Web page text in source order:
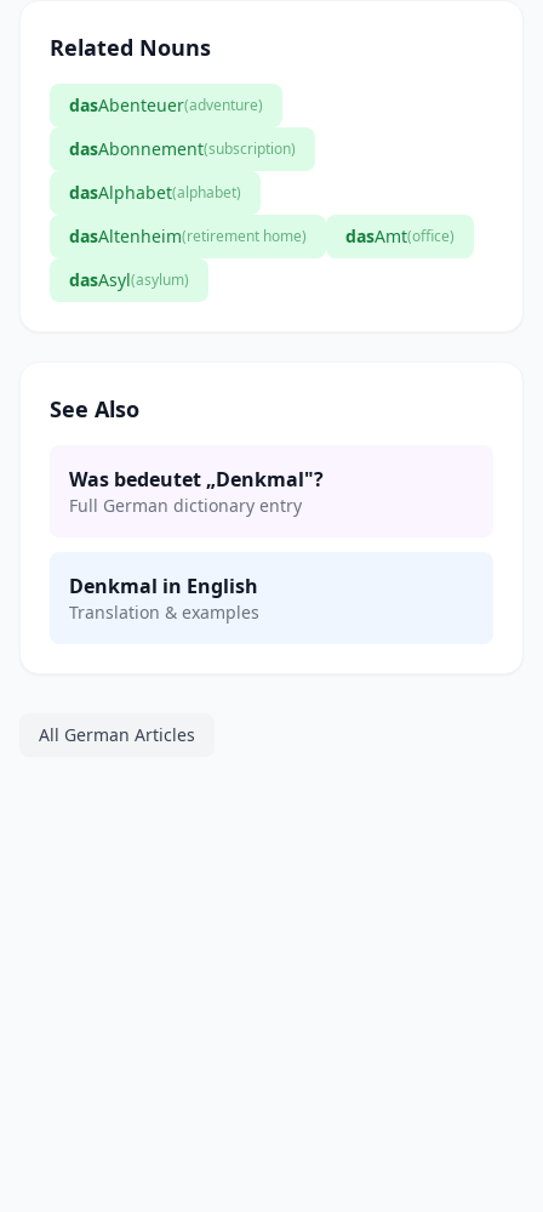
Related Nouns
dasAbenteuer(adventure)
dasAbonnement(subscription)
dasAlphabet(alphabet)
dasAltenheim(retirement home) dasAmt(office)
dasAsyl(asylum)
See Also
Was bedeutet „Denkmal"?
Full German dictionary entry
Denkmal in English
Translation & examples
All German Articles